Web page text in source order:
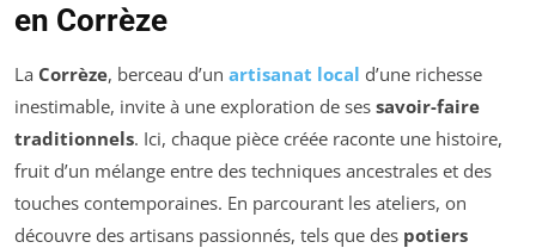
en Corrèze
La Corrèze, berceau d’un artisanat local d’une richesse
inestimable, invite à une exploration de ses savoir-faire
traditionnels. Ici, chaque pièce créée raconte une histoire,
fruit d’un mélange entre des techniques ancestrales et des
touches contemporaines. En parcourant les ateliers, on
découvre des artisans passionnés, tels que des potiers